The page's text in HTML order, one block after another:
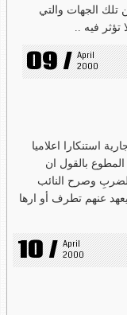
تلك الجهات والتي
فيه ..
09 / April
2000
استنكارا اعلاميا
بالقول ان
وصرح النائب
عنهم تطرف أو ارها
10 / April
2000